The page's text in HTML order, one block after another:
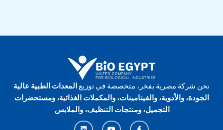
نحن شركة مصرية بفخر، متخصصة في توزيع المعدات الطبية عالية
الجودة، والأدوية، والفيتامينات، والمكملات الغذائية، ومستحضرات
التجميل، ومنتجات التنظيف، والملابس.
a
o
i